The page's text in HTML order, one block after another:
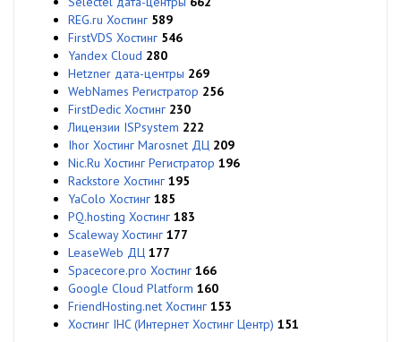
REG.ru Хостинг 589
FirstVDS Хостинг 546
Yandex Cloud 280
Hetzner дата-центры 269
WebNames Регистратор 256
FirstDedic Хостинг 230
Лицензии ISPsystem 222
Ihor Хостинг Marosnet ДЦ 209
Nic.Ru Хостинг Регистратор 196
Rackstore Хостинг 195
YaColo Хостинг 185
PQ.hosting Хостинг 183
Scaleway Хостинг 177
LeaseWeb ДЦ 177
Spacecore.pro Хостинг 166
Google Cloud Platform 160
FriendHosting.net Хостинг 153
Хостинг IHC (Интернет Хостинг Центр) 151